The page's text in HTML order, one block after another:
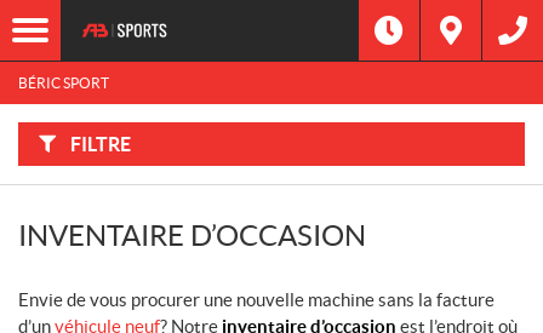
BÉRIC SPORT
FILTRE
F
I
L
T
R
E
R
Filtre
Année
Prix
INVENTAIRE D’OCCASION
Envie de vous procurer une nouvelle machine sans la facture
d’unvéhicule neuf? Notre inventaire d’occasion est l’endroit où